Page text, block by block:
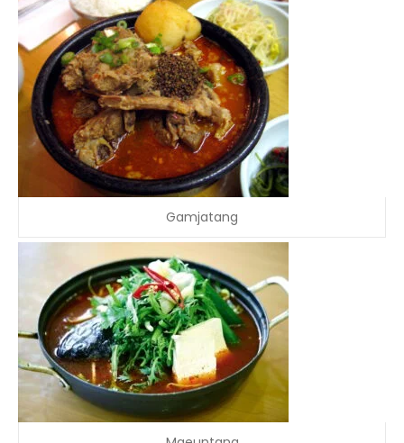
Gamjatang